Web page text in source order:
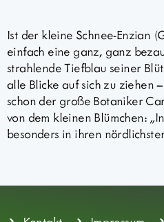
Ist der kleine Schnee-Enzian
einfach eine ganz, ganz
strahlende Tiefblau seiner
alle Blicke auf sich zu ziehen
schon der große Botaniker
von dem kleinen Blümchen:
besonders in ihren